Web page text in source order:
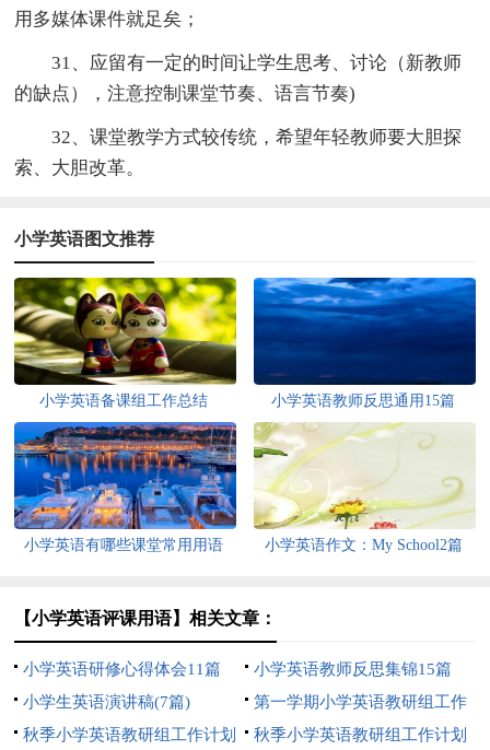
用多媒体课件就足矣；
31、应留有一定的时间让学生思考、讨论（新教师
的缺点），注意控制课堂节奏、语言节奏)
32、课堂教学方式较传统，希望年轻教师要大胆探
索、大胆改革。
小学英语图文推荐
小学英语备课组工作总结 小学英语教师反思通用15篇
小学英语有哪些课堂常用用语 小学英语作文：My School2篇
【小学英语评课用语】相关文章：
小学英语研修心得体会11篇
小学英语教师反思集锦15篇
小学生英语演讲稿(7篇)
第一学期小学英语教研组工作
计划
秋季小学英语教研组工作计划 秋季小学英语教研组工作计划